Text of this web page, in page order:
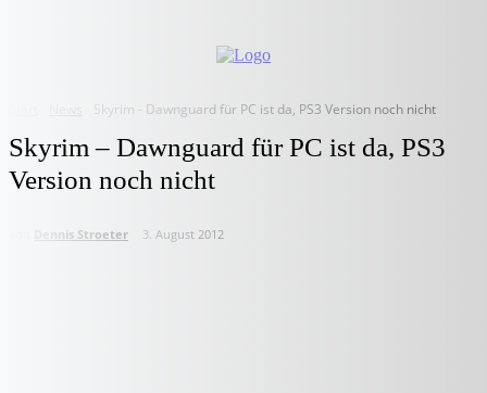
Skyrim - Dawnguard für PC ist da, PS3 Version noch nicht
Skyrim – Dawnguard für PC ist da, PS3
Version noch nicht
Dennis Stroeter 3. August 2012